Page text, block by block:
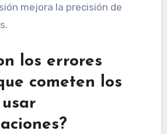
mejora la precisión de
los errores
cometen los